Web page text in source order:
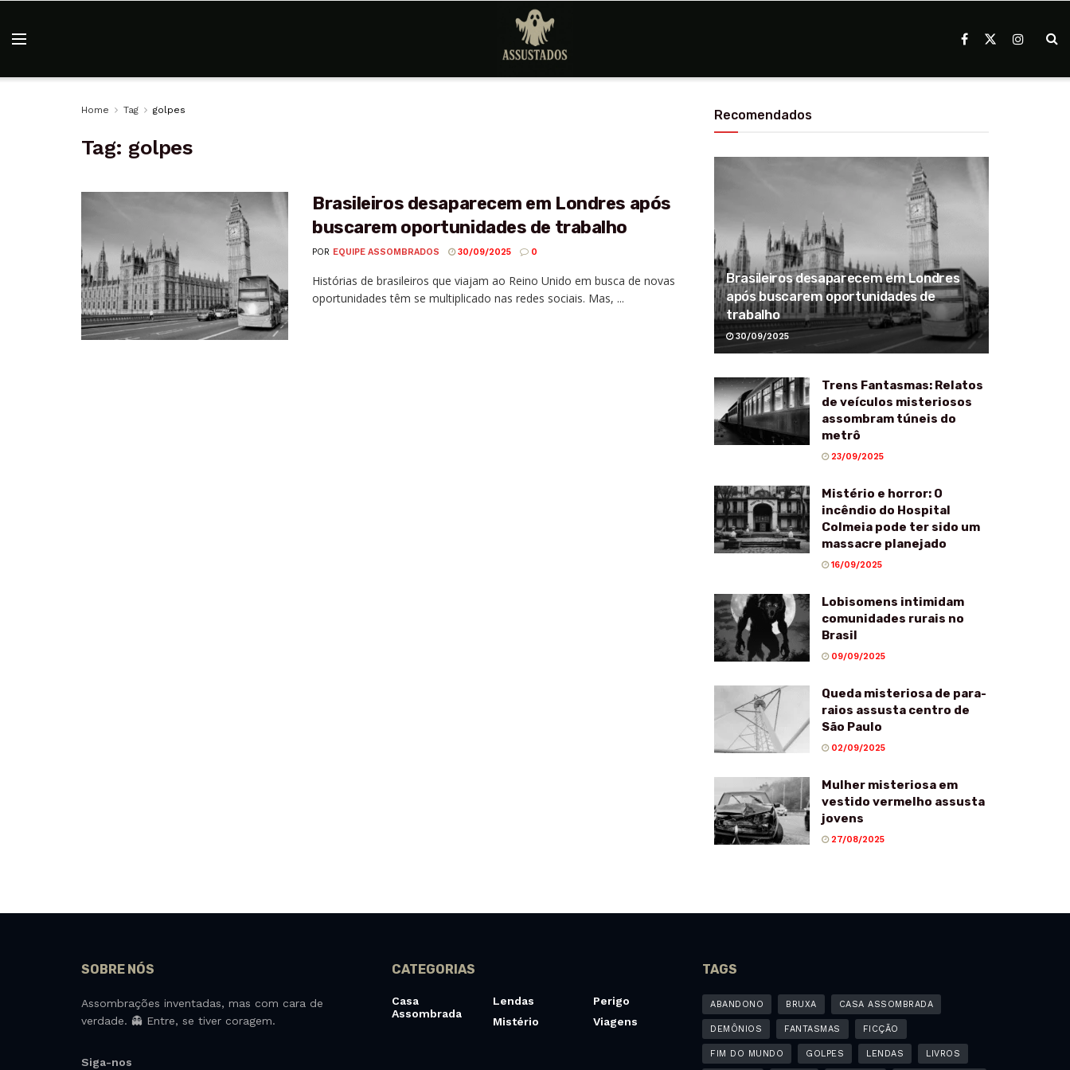
Home Tag golpes
Tag: golpes
Brasileiros desaparecem em Londres após
buscarem oportunidades de trabalho
POR EQUIPE ASSOMBRADOS 30/09/2025 0
Histórias de brasileiros que viajam ao Reino Unido em busca de novas
oportunidades têm se multiplicado nas redes sociais. Mas, ...
Recomendados
Brasileiros desaparecem em Londres
após buscarem oportunidades de
trabalho
30/09/2025
Trens Fantasmas: Relatos
de veículos misteriosos
assombram túneis do
metrô
23/09/2025
Mistério e horror: O
incêndio do Hospital
Colmeia pode ter sido um
massacre planejado
16/09/2025
Lobisomens intimidam
comunidades rurais no
Brasil
09/09/2025
Queda misteriosa de para-
raios assusta centro de
São Paulo
02/09/2025
Mulher misteriosa em
vestido vermelho assusta
jovens
27/08/2025
SOBRE NÓS
Assombrações inventadas, mas com cara de
verdade. 👻 Entre, se tiver coragem.
Siga-nos
CATEGORIAS
Casa
Assombrada
Lendas
Mistério
Perigo
Viagens
TAGS
ABANDONO BRUXA CASA ASSOMBRADA
DEMÔNIOS FANTASMAS FICÇÃO
FIM DO MUNDO GOLPES LENDAS LIVROS